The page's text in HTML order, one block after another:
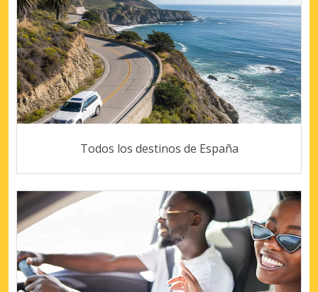
Todos los destinos de España